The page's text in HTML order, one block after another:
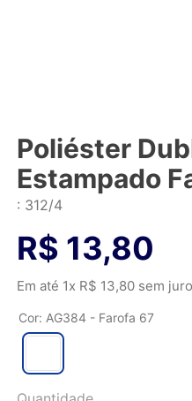
Poliéster
Estampado
: 312/4
R$ 13,80
Em até 1x R$ 13,80sem
Cor: AG384 - Farofa 67